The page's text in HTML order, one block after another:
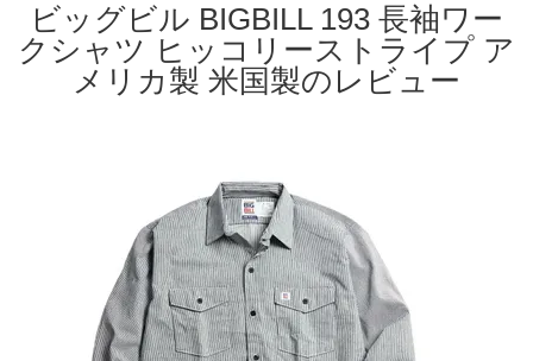
ビッグビル BIGBILL 193 長袖ワー
クシャツ ヒッコリーストライプ ア
メリカ製 米国製のレビュー